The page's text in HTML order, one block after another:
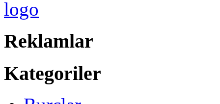
Reklamlar
Kategoriler